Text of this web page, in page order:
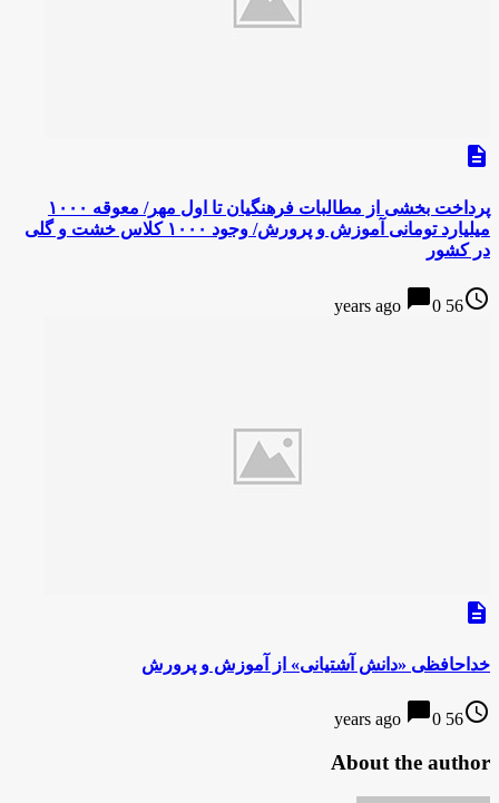
description
پرداخت بخشی از مطالبات فرهنگیان تا اول مهر/ معوقه ۱۰۰۰
میلیارد تومانی آموزش و پرورش/ وجود ۱۰۰۰ کلاس خشت و گلی
در کشور
access_time
56 years ago
chat_bubble0
description
خداحافظی «دانش آشتیانی» از آموزش و پرورش
access_time
56 years ago
chat_bubble0
About the author